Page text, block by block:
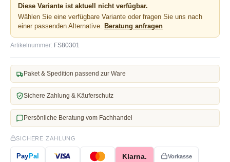
Diese Variante ist aktuell nicht verfügbar.
Wählen Sie eine verfügbare Variante oder fragen Sie uns nach
einer passenden Alternative.
Beratung anfragen
Artikelnummer: FS80301
Paket & Spedition passend zur Ware
Sichere Zahlung & Käuferschutz
Persönliche Beratung vom Fachhandel
SICHERE ZAHLUNG
PayPal Klarna. Vorkasse